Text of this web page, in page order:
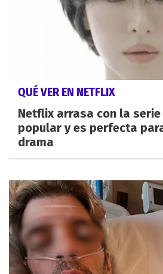
QUÉ VER EN NETFLIX
Netflix arrasa con la
popular y es perfecta
drama